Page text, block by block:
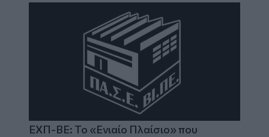
ΕΧΠ-ΒΕ: Το «Ενιαίο Πλαίσιο» που